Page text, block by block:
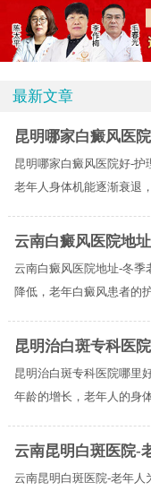
最新文章
昆明哪家白癜风医
昆明哪家白癜风医院好-护
老年人身体机能逐渐衰退
云南白癜风医院地
云南白癜风医院地址-冬季
降低，老年白癜风患者的
昆明治白斑专科医
昆明治白斑专科医院哪里
年龄的增长，老年人的身
云南昆明白斑医院-
云南昆明白斑医院-老年人